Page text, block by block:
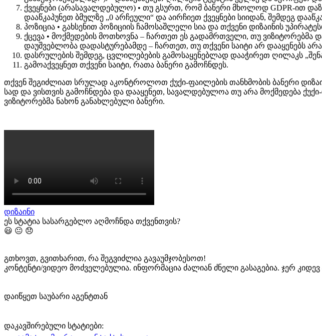
ქვეყნები (არასავალდებულო) • თუ გსურთ, რომ ბანერი მხოლოდ GDPR-ით
დააწკაპუნეთ ბმულზე „0 არჩეული“ და აირჩიეთ ქვეყნები სიიდან, შემდეგ
პოზიცია • გახსენით პოზიციის ჩამოსაშლელი სია და თქვენი დიზაინის
ქცევა • მოქმედების მოთხოვნა – ჩართეთ ეს გადამრთველი, თუ ვიზიტორებმა
დაუშვებლობა დადასტურებამდე – ჩართეთ, თუ თქვენი საიტი არ დააყენებს
დასრულების შემდეგ, ცვლილებების გამოსაყენებლად დააჭირეთ ღილაკს
გამოაქვეყნეთ თქვენი საიტი, რათა ბანერი გამოჩნდეს.
თქვენ შეგიძლიათ სრულად აკონტროლოთ ქუქი-ფაილების თანხმობის ბანერი
სად და ვისთვის გამოჩნდება და დააყენეთ, სავალდებულოა თუ არა მოქმედება
ვიზიტორებმა ნახონ განახლებული ბანერი.
დიზაინი
ეს სტატია სასარგებლო აღმოჩნდა თქვენთვის?
😃 😐 😞
გთხოვთ, გვითხარით, რა შეგვიძლია გავაუმჯობესოთ!
კონტენტი/ვიდეო მოძველებულია. ინფორმაცია ძალიან ძნელი გასაგებია. ჯერ კიდევ
დაიწყეთ საუბარი აგენტთან
დაკავშირებული სტატიები: